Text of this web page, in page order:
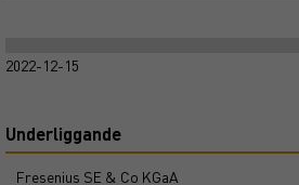
2022-12-15
Underliggande
Fresenius SE & Co KGaA